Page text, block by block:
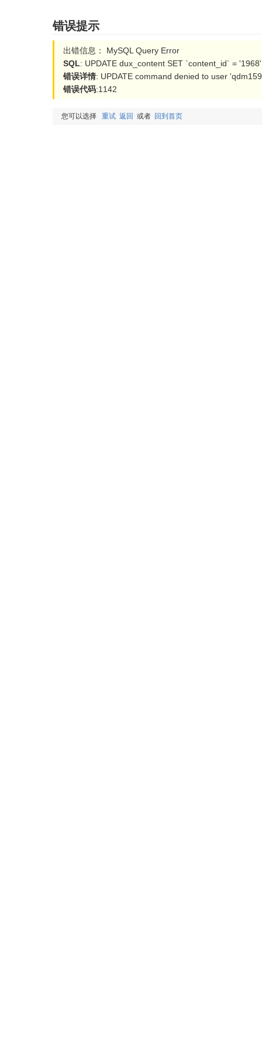
错误提示
出错信息： MySQL Query Error
SQL: UPDATE dux_content SET `content_id` =
错误详情: UPDATE command denied to user
错误代码:1142
您可以选择 重试 返回 或者 回到首页